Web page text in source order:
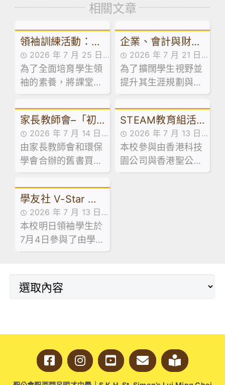
相關文章
領袖訓練活動：訓
導組舉辦學生領袖
系列工作坊
2026 年 7 月 25 日
活動花絮
為了全面培育學生領
袖的素養，將課堂知
識延伸至領導實踐，
本校訓導組於日前試
後活動期間，精心規
劃並舉辦了兩場學生
領袖系列工作坊。
企業、會計與財務
概論科及基本商業
科活動：走進維園
市集創業
2026 年 7 月 21 日
活動花絮
為了擴闊學生視野並
提升其生涯規劃與創
業相關能力，本校企
業、會計與財務概論
科及基本商業科於試
後活動期間，特意安
排同學參加由保良局
青年創業服務中心舉
家長教師會–「初
中級舊書買賣」活
動
2026 年 7 月 14 日
家校合作,家長教師會
活動花絮,活動花絮
由家長教師會和環保
學會合辦的舊書買賣
活動已於 7 月 13 日
順利舉行！當日禮堂
熱鬧非凡，大批家長
同學滿載而歸！🥰
STEAM教育組活
動：「少年創科探
索家」計劃 – 到校
講座及AI嘉年華
2026 年 7 月 13 日
活動花絮
本校參與由香港科技
園公司與香港聖公會
教育服務部合辦的「
學友社 V-Star 計
劃 — 長者探訪日
2026 年 7 月 13 日
活動花絮
本校明日領袖學生於
7月4日參與了由學友
社舉辦的「V-Star
日」。活動於明愛天
悅長者中心順利舉